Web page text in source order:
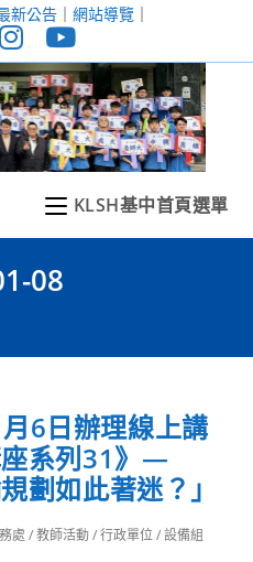
新公告｜ 網站導覽｜
KLSH基中首頁選單
08
6日辦理線上講
系列31》—
劃如此著迷？」
處 / 教師活動 / 行政單位 / 設備組